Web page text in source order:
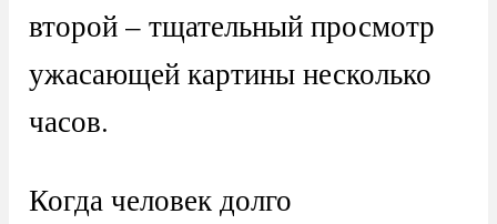
второй – тщательный просмотр
ужасающей картины несколько
часов.
Когда человек долго